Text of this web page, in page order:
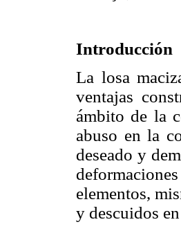
Introducción
La losa
ventajas
ámbito de la
abuso en la
deseado y
elementos,
y descuidos